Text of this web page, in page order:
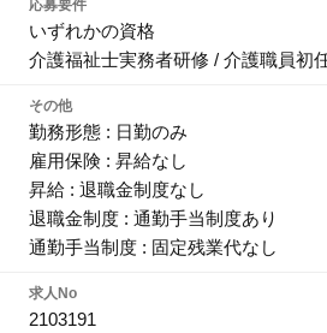
応募要件
いずれかの資格
介護福祉士実務者研修 / 介護職員初
その他
勤務形態 : 日勤のみ
雇用保険 : 昇給なし
昇給 : 退職金制度なし
退職金制度 : 通勤手当制度あり
通勤手当制度 : 固定残業代なし
求人No
2103191